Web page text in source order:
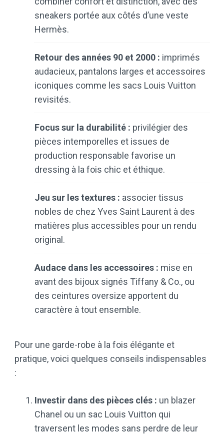
sneakers portée aux côtés d’une veste
Hermès.
Retour des années 90 et 2000 : imprimés
audacieux, pantalons larges et accessoires
iconiques comme les sacs Louis Vuitton
revisités.
Focus sur la durabilité : privilégier des
pièces intemporelles et issues de
production responsable favorise un
dressing à la fois chic et éthique.
Jeu sur les textures : associer tissus
nobles de chez Yves Saint Laurent à des
matières plus accessibles pour un rendu
original.
Audace dans les accessoires : mise en
avant des bijoux signés Tiffany & Co., ou
des ceintures oversize apportent du
caractère à tout ensemble.
Pour une garde-robe à la fois élégante et
pratique, voici quelques conseils indispensables
:
Investir dans des pièces clés : un blazer
Chanel ou un sac Louis Vuitton qui
traversent les modes sans perdre de leur